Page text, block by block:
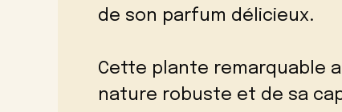
de son parfum délicieux.
Cette plante remarquable
nature robuste et de sa